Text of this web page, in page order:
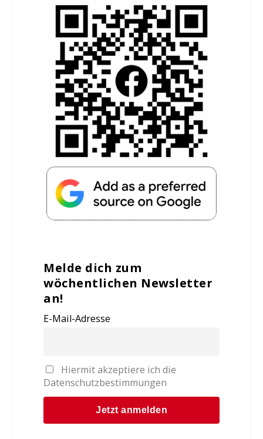
Melde dich zum
wöchentlichen Newsletter
an!
E-Mail-Adresse
Hiermit akzeptiere ich die
Datenschutzbestimmungen